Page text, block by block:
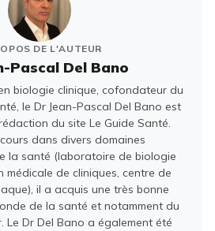
DE L'AUTEUR
Pascal Del Bano
biologie clinique, cofondateur du
le Dr Jean-Pascal Del Bano est
du site Le Guide Santé.
dans divers domaines
la santé (laboratoire de biologie
médicale de cliniques, centre de
il a acquis une très bonne
de la santé et notamment du
Le Dr Del Bano a également été